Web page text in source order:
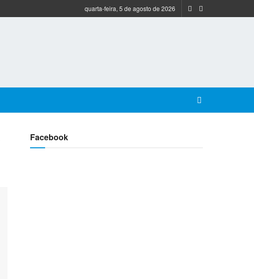
quarta-feira, 5 de agosto de 2026
Facebook